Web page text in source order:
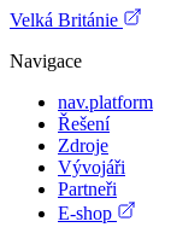
Velká Británie
Navigace
nav.platform
Řešení
Zdroje
Vývojáři
Partneři
E-shop